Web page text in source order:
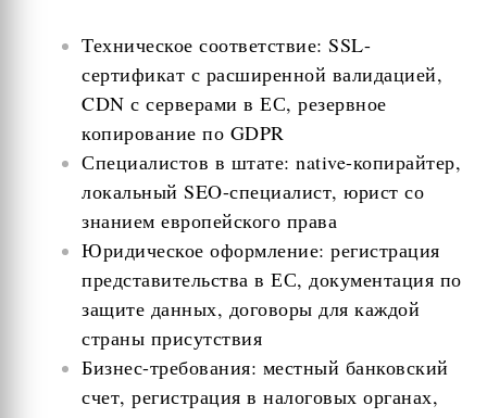
Техническое соответствие: SSL-
сертификат с расширенной валидацией,
CDN с серверами в ЕС, резервное
копирование по GDPR
Специалистов в штате: native-копирайтер,
локальный SEO-специалист, юрист со
знанием европейского права
Юридическое оформление: регистрация
представительства в ЕС, документация по
защите данных, договоры для каждой
страны присутствия
Бизнес-требования: местный банковский
счет, регистрация в налоговых органах,